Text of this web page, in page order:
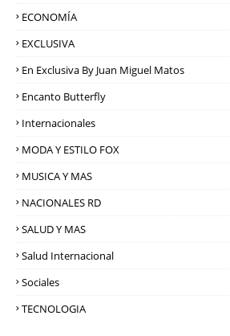
ECONOMÍA
EXCLUSIVA
En Exclusiva By Juan Miguel Matos
Encanto Butterfly
Internacionales
MODA Y ESTILO FOX
MUSICA Y MAS
NACIONALES RD
SALUD Y MAS
Salud Internacional
Sociales
TECNOLOGIA